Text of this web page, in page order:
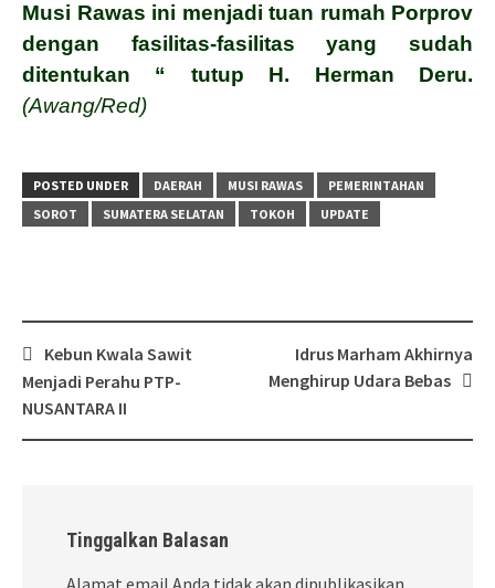
Musi Rawas ini menjadi tuan rumah Porprov
dengan fasilitas-fasilitas yang sudah
ditentukan “ tutup H. Herman Deru.
(Awang/Red)
POSTED UNDER DAERAH MUSI RAWAS
PEMERINTAHAN
SOROT
SUMATERA SELATAN TOKOH UPDATE
Post
navigation
Kebun Kwala Sawit
Menjadi Perahu PTP-
NUSANTARA II
Idrus Marham Akhirnya
Menghirup Udara Bebas
Tinggalkan Balasan